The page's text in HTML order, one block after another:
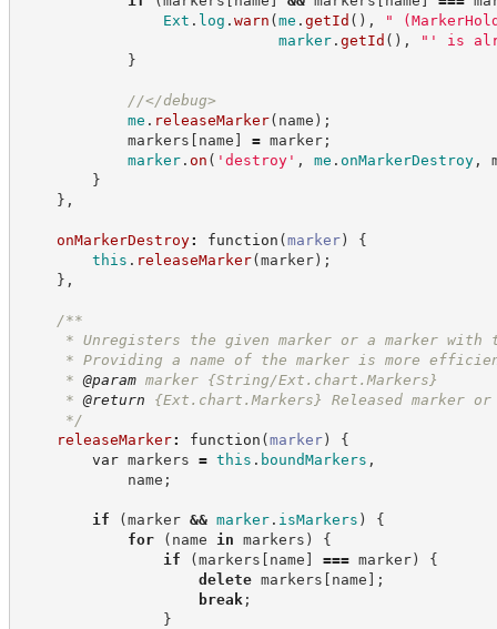
Ext . log . warn (me . getId ( ) , "
marker. getId ( ) , " ' is
}
//</debug>
me . releaseMarker( name ) ;
markers [ name ] = marker;
marker. on ( ' destroy' , me . onMarkerDestroy,
}
} ,
onMarkerDestroy: function (marker)
{
this . releaseMarker(marker) ;
} ,
/**
* Unregisters the given marker or a marker with
* Providing a name of the marker is more
* @param marker {String/Ext.chart.Markers}
* @return {Ext.chart.Markers}
Released marker
*/
releaseMarker: function (marker)
{
var markers = this . boundMarkers ,
name ;
if (marker && marker. isMarkers )
{
for
( name in markers )
{
if
(markers [ name ] === marker)
{
delete markers [ name ] ;
break ;
}